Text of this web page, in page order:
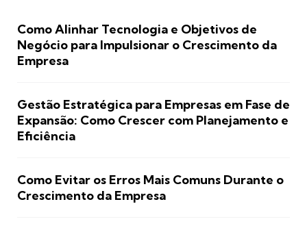
Como Alinhar Tecnologia e Objetivos de
Negócio para Impulsionar o Crescimento da
Empresa
Gestão Estratégica para Empresas em Fase de
Expansão: Como Crescer com Planejamento e
Eficiência
Como Evitar os Erros Mais Comuns Durante o
Crescimento da Empresa